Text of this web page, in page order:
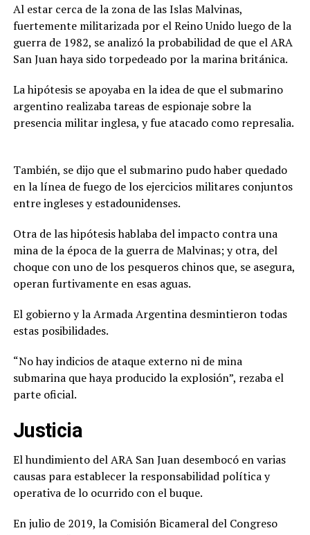
Al estar cerca de la zona de las Islas Malvinas,
fuertemente militarizada por el Reino Unido luego de la
guerra de 1982, se analizó la probabilidad de que el ARA
San Juan haya sido torpedeado por la marina británica.
La hipótesis se apoyaba en la idea de que el submarino
argentino realizaba tareas de espionaje sobre la
presencia militar inglesa, y fue atacado como represalia.
También, se dijo que el submarino pudo haber quedado
en la línea de fuego de los ejercicios militares conjuntos
entre ingleses y estadounidenses.
Otra de las hipótesis hablaba del impacto contra una
mina de la época de la guerra de Malvinas; y otra, del
choque con uno de los pesqueros chinos que, se asegura,
operan furtivamente en esas aguas.
El gobierno y la Armada Argentina desmintieron todas
estas posibilidades.
“No hay indicios de ataque externo ni de mina
submarina que haya producido la explosión”, rezaba el
parte oficial.
Justicia
El hundimiento del ARA San Juan desembocó en varias
causas para establecer la responsabilidad política y
operativa de lo ocurrido con el buque.
En julio de 2019, la Comisión Bicameral del Congreso